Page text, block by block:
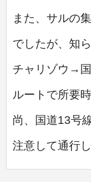
また、サルの
でしたが、 知
チャリゾウ→
ルートで所要
尚、国道13号
注意して通行